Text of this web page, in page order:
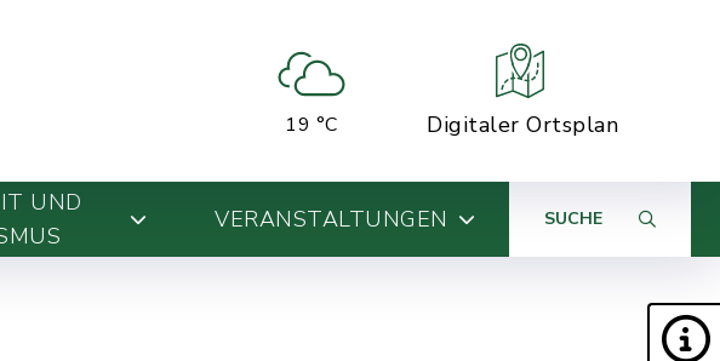
19 °C Digitaler Ortsplan
UND
VERANSTALTUNGEN SUCHE